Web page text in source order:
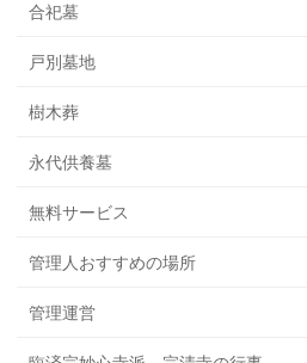
合祀墓
戸別墓地
樹木葬
永代供養墓
無料サービス
管理人おすすめの場所
管理運営